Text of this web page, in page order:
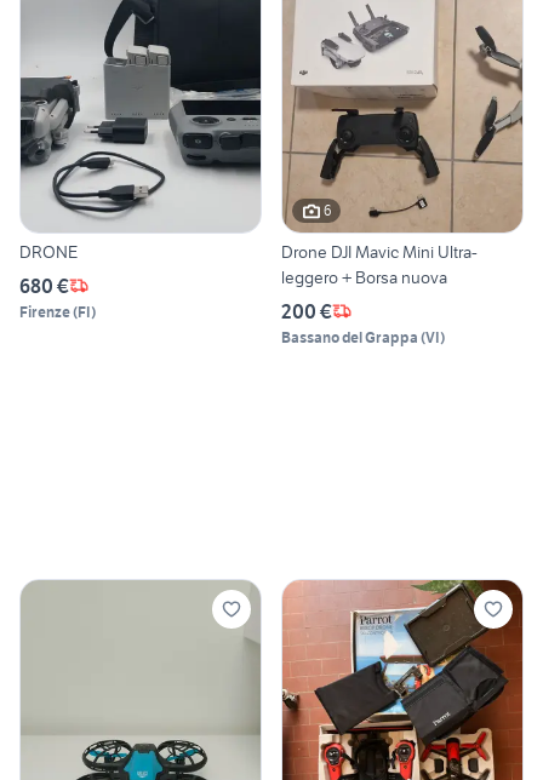
DRONE
680 €
Firenze(FI)
6
Drone DJI Mavic Mini Ultra-
leggero + Borsa nuova
200 €
Bassano del Grappa (VI)